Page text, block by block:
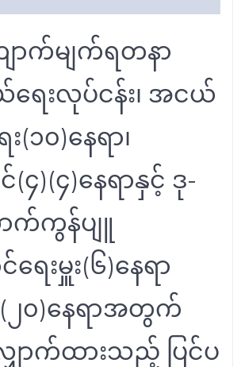
ောက်မျက်ရတနာ
ရေးလုပ်ငန်း၊ အငယ်
(၁၀)နေရာ၊
(၄)(၄)နေရာနှင့် ဒု-
က်ကွန်ပျူ
ေးမှူး(၆)နေရာ
(၂၀)နေရာအတွက်
ာက်ထားသည့် ပြင်ပ